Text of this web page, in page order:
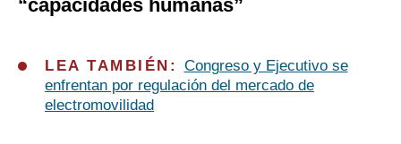
“capacidades humanas”
LEA TAMBIÉN: Congreso y Ejecutivo se
enfrentan por regulación del mercado de
electromovilidad